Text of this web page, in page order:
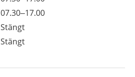
07.30–17.00
Stängt
Stängt